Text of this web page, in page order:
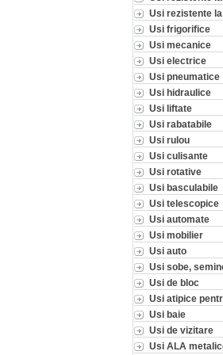
Usi rezistente
Usi frigorifice
Usi mecanice
Usi electrice
Usi pneumatice
Usi hidraulice
Usi liftate
Usi rabatabile
Usi rulou
Usi culisante
Usi rotative
Usi basculabile
Usi telescopice
Usi automate
Usi mobilier
Usi auto
Usi sobe,
Usi de bloc
Usi atipice
Usi baie
Usi de vizitare
Usi ALA